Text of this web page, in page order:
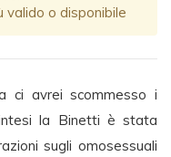
valido o disponibile
ci avrei scommesso i
la Binetti è stata
sugli omosessuali